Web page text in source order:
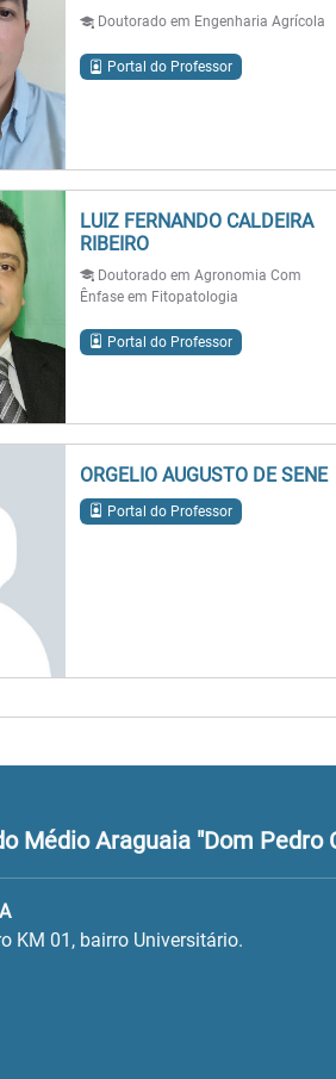
Doutorado em Engenharia Agrícola
Portal do Professor
LUIZ FERNANDO CALDEIRA
RIBEIRO
Doutorado em Agronomia Com
Ênfase em Fitopatologia
Portal do Professor
ORGELIO AUGUSTO DE SENE
Portal do Professor
Médio Araguaia "Dom Pedro
KM 01, bairro Universitário.